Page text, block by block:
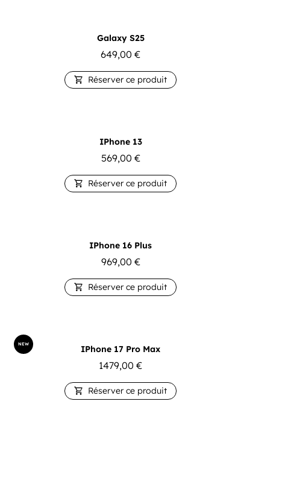
Galaxy S25
649,00 €
 Réserver ce produit
IPhone 13
569,00 €
 Réserver ce produit
IPhone 16 Plus
969,00 €
 Réserver ce produit
NEW IPhone 17 Pro Max
1479,00 €
 Réserver ce produit